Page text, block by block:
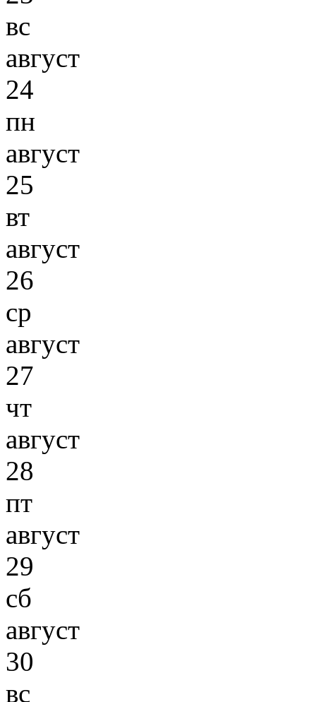
вс
август
24
пн
август
25
вт
август
26
ср
август
27
чт
август
28
пт
август
29
сб
август
30
вс